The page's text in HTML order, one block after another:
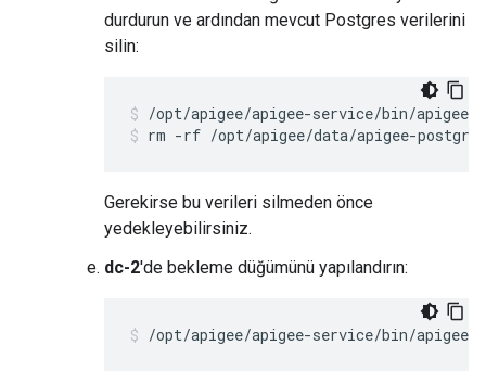
durdurun ve ardından mevcut Postgres verilerini
silin:
rm -rf /opt/apigee/data/apigee-
Gerekirse bu verileri silmeden önce
yedekleyebilirsiniz.
dc-2'de bekleme düğümünü yapılandırın:
/opt/apigee/apigee-service/bin/